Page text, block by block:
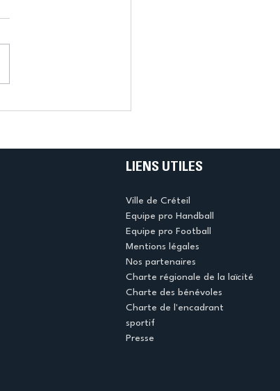
LIENS UTILES
Ville de Créteil
Equipe pro Handball
Equipe pro Football
Mentions légales
Nos partenaires
Charte régionale de la laïcité
Charte des bénévoles
Charte de l'encadrant
sportif
Presse